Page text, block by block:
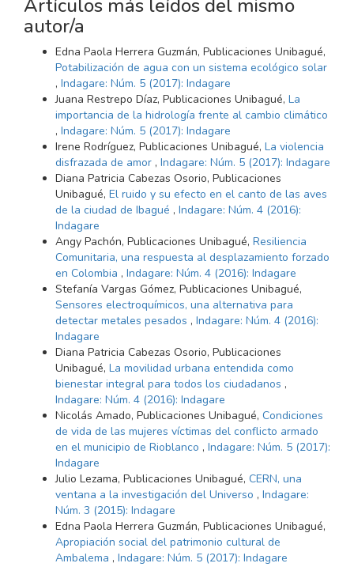
Artículos más leídos del mismo
autor/a
Edna Paola Herrera Guzmán, Publicaciones Unibagué,
Potabilización de agua con un sistema ecológico solar
, Indagare: Núm. 5 (2017): Indagare
Juana Restrepo Díaz, Publicaciones Unibagué, La
importancia de la hidrología frente al cambio climático
, Indagare: Núm. 5 (2017): Indagare
Irene Rodríguez, Publicaciones Unibagué, La violencia
disfrazada de amor , Indagare: Núm. 5 (2017): Indagare
Diana Patricia Cabezas Osorio, Publicaciones
Unibagué, El ruido y su efecto en el canto de las aves
de la ciudad de Ibagué , Indagare: Núm. 4 (2016):
Indagare
Angy Pachón, Publicaciones Unibagué, Resiliencia
Comunitaria, una respuesta al desplazamiento forzado
en Colombia , Indagare: Núm. 4 (2016): Indagare
Stefanía Vargas Gómez, Publicaciones Unibagué,
Sensores electroquímicos, una alternativa para
detectar metales pesados , Indagare: Núm. 4 (2016):
Indagare
Diana Patricia Cabezas Osorio, Publicaciones
Unibagué, La movilidad urbana entendida como
bienestar integral para todos los ciudadanos ,
Indagare: Núm. 4 (2016): Indagare
Nicolás Amado, Publicaciones Unibagué, Condiciones
de vida de las mujeres víctimas del conflicto armado
en el municipio de Rioblanco , Indagare: Núm. 5 (2017):
Indagare
Julio Lezama, Publicaciones Unibagué, CERN, una
ventana a la investigación del Universo , Indagare:
Núm. 3 (2015): Indagare
Edna Paola Herrera Guzmán, Publicaciones Unibagué,
Apropiación social del patrimonio cultural de
Ambalema , Indagare: Núm. 5 (2017): Indagare